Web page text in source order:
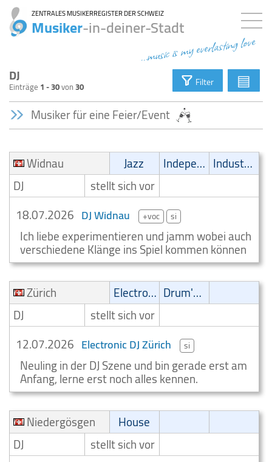
ZENTRALES MUSIKERREGISTER DER SCHWEIZ
Musiker-in-deiner-Stadt
...music is my everlasting love
DJ
Einträge 1 - 30von30 Filter ▤
Musiker für eine Feier/Event
Widnau Jazz Independent
Industrial
DJ
stellt sich vor
18.07.2026 DJ Widnau +voc si
Ich liebe experimentieren und jamm wobei auch
verschiedene Klänge ins Spiel kommen können
Zürich
Electronic
Drum'n' Bass
DJ
stellt sich vor
12.07.2026 Electronic DJ Zürich si
Neuling in der DJ Szene und bin gerade erst am
Anfang, lerne erst noch alles kennen.
Niedergösgen
House
DJ
stellt sich vor